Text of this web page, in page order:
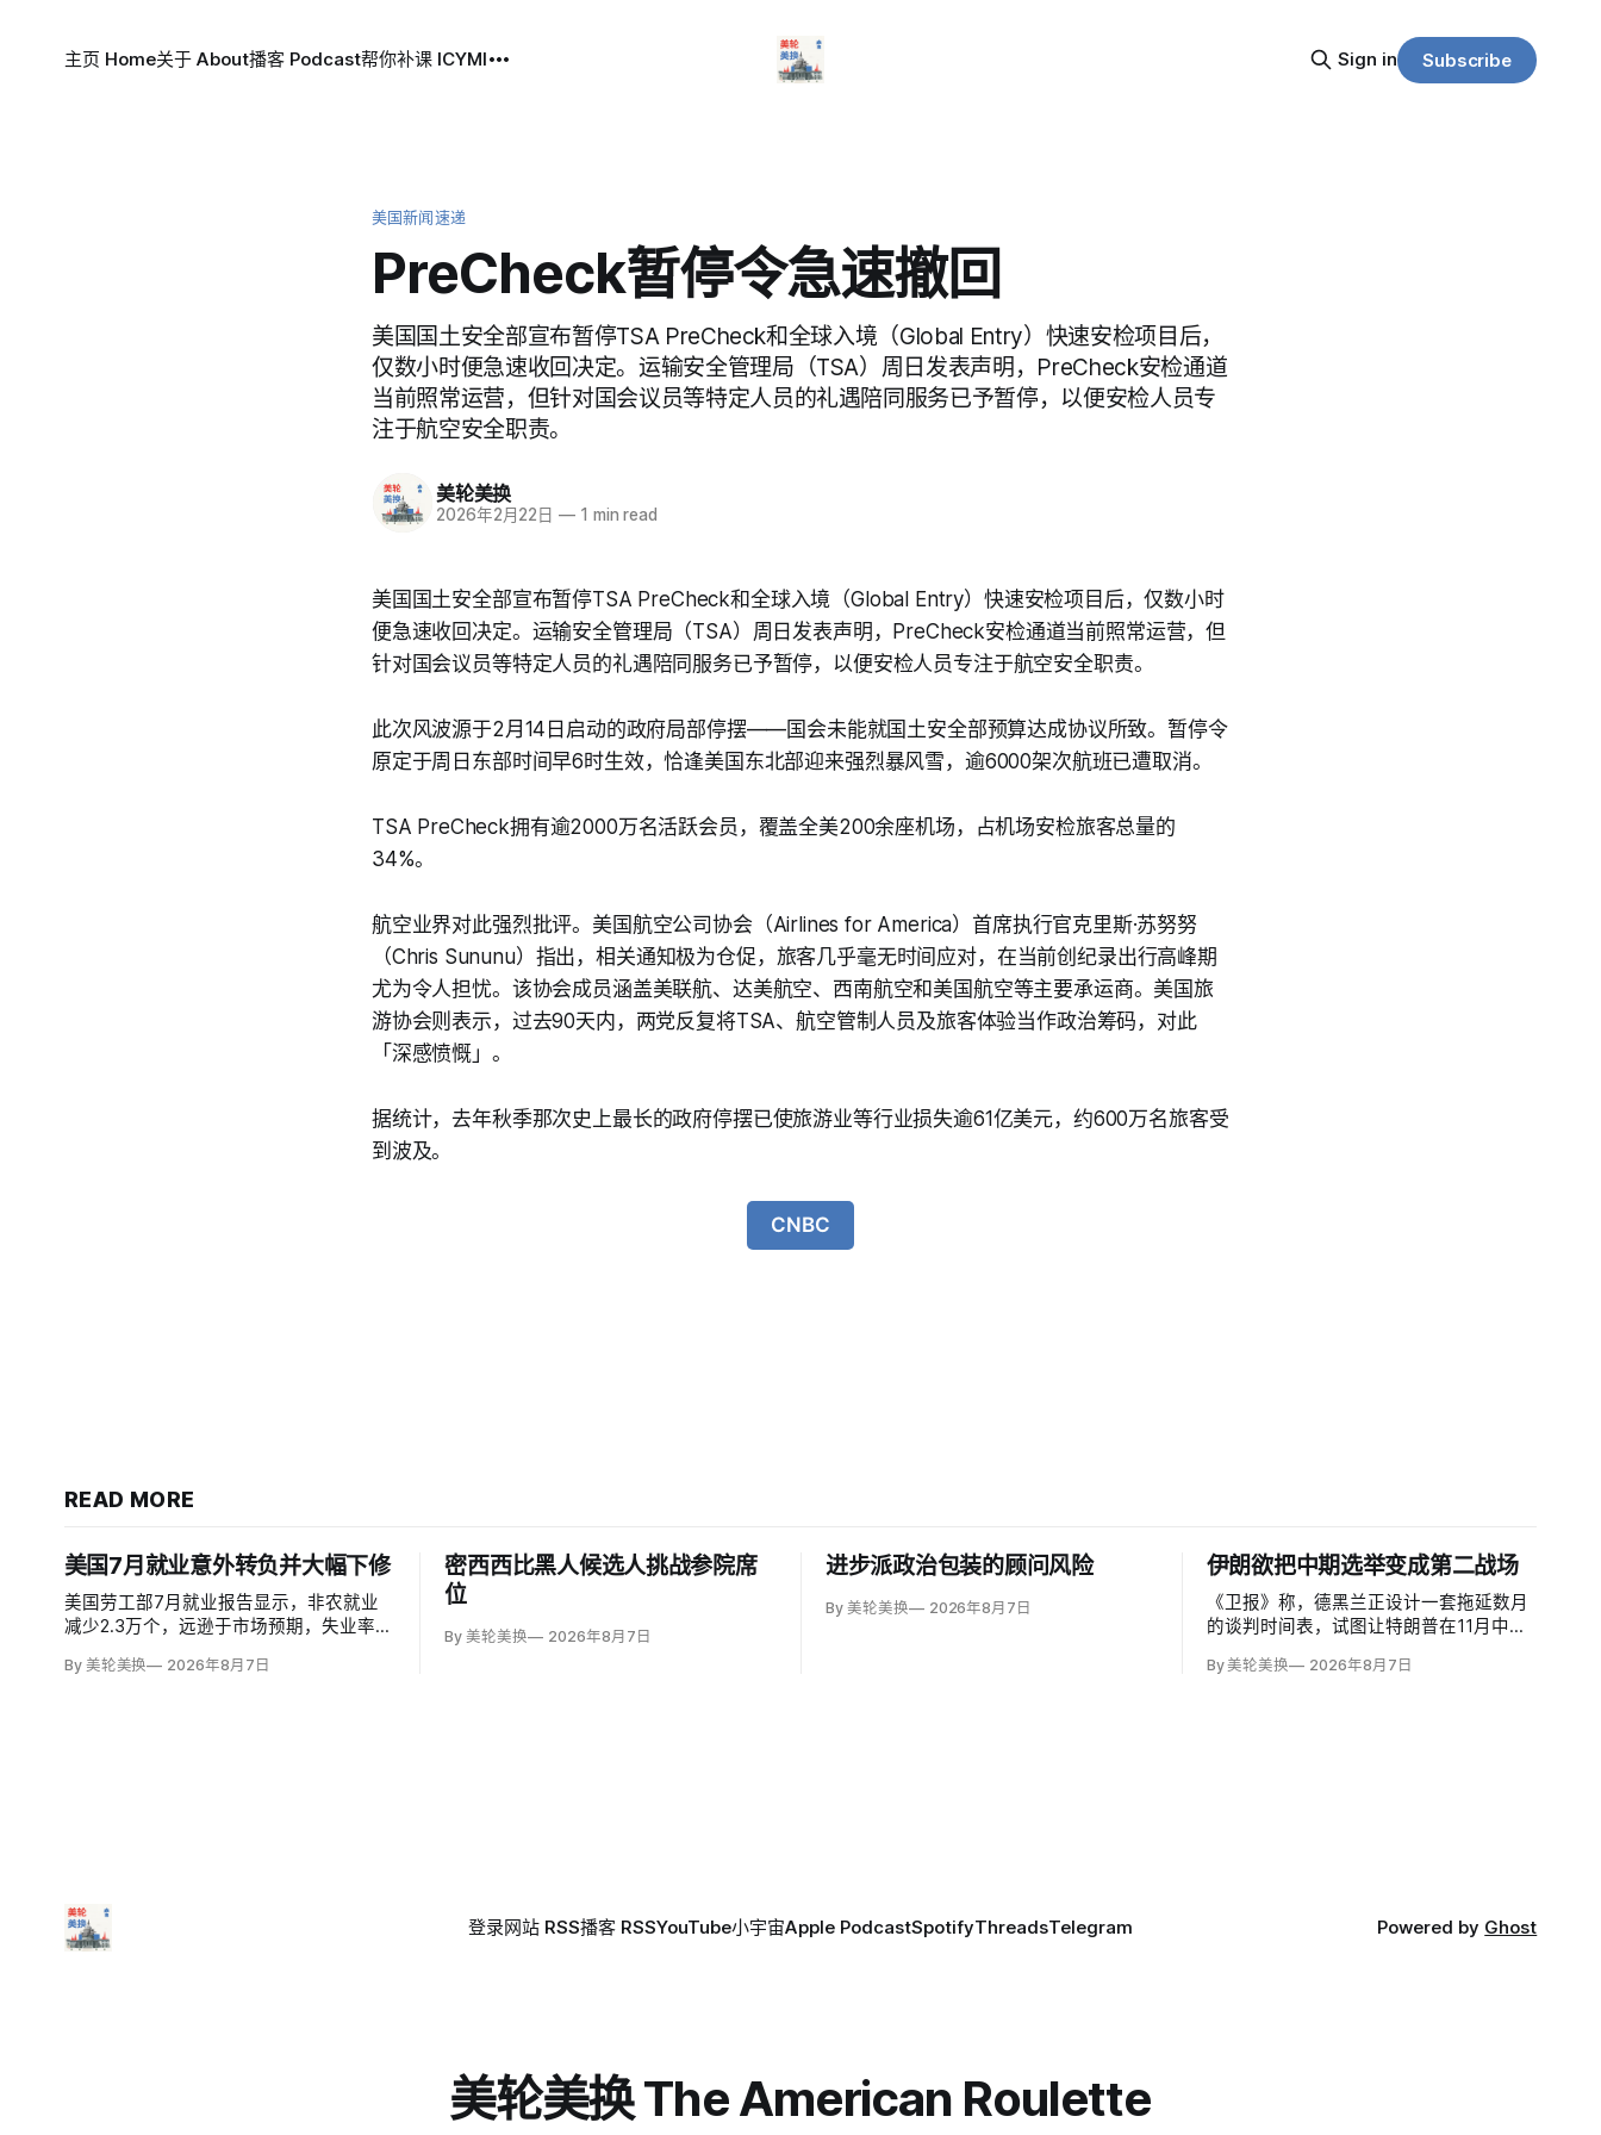
主页 Home关于 About播客 Podcast帮你补课 ICYMI Sign in Subscribe
美国新闻速递
PreCheck暂停令急速撤回
美国国土安全部宣布暂停TSA PreCheck和全球入境（Global Entry）快速安检项目后，
仅数小时便急速收回决定。运输安全管理局（TSA）周日发表声明，PreCheck安检通道
当前照常运营，但针对国会议员等特定人员的礼遇陪同服务已予暂停，以便安检人员专
注于航空安全职责。
美轮美换
2026年2月22日 — 1 min read
美国国土安全部宣布暂停TSA PreCheck和全球入境（Global Entry）快速安检项目后，仅数小时
便急速收回决定。运输安全管理局（TSA）周日发表声明，PreCheck安检通道当前照常运营，但
针对国会议员等特定人员的礼遇陪同服务已予暂停，以便安检人员专注于航空安全职责。
此次风波源于2月14日启动的政府局部停摆——国会未能就国土安全部预算达成协议所致。暂停令
原定于周日东部时间早6时生效，恰逢美国东北部迎来强烈暴风雪，逾6000架次航班已遭取消。
TSA PreCheck拥有逾2000万名活跃会员，覆盖全美200余座机场，占机场安检旅客总量的
34%。
航空业界对此强烈批评。美国航空公司协会（Airlines for America）首席执行官克里斯·苏努努
（Chris Sununu）指出，相关通知极为仓促，旅客几乎毫无时间应对，在当前创纪录出行高峰期
尤为令人担忧。该协会成员涵盖美联航、达美航空、西南航空和美国航空等主要承运商。美国旅
游协会则表示，过去90天内，两党反复将TSA、航空管制人员及旅客体验当作政治筹码，对此
「深感愤慨」。
据统计，去年秋季那次史上最长的政府停摆已使旅游业等行业损失逾61亿美元，约600万名旅客受
到波及。
CNBC
READ MORE
美国7月就业意外转负并大幅下修
美国劳工部7月就业报告显示，非农就业
减少2.3万个，远逊于市场预期，失业率却
动力市场。劳动参与率降至61.4%，为五
By 美轮美换 2026年8月7日
密西西比黑人候选人挑战参院席
位
By 美轮美换 2026年8月7日
进步派政治包装的顾问风险
By 美轮美换 2026年8月7日
伊朗欲把中期选举变成第二战场
《卫报》称，德黑兰正设计一套拖延数月
的谈判时间表，试图让特朗普在11月中期
1981年人质危机对卡特总统的政治打击。
By 美轮美换 2026年8月7日
登录网站 RSS播客 RSSYouTube小宇宙Apple PodcastSpotifyThreadsTelegram Powered by Ghost
美轮美换 The American Roulette